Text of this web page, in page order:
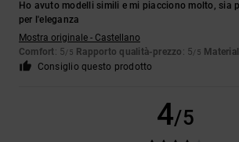
Ho avuto modelli simili e mi piacciono molto, sia
per l'eleganza
Mostra originale - Castellano
Comfort: 5/5 Rapporto qualità-prezzo : 5/5
Consiglio questo prodotto
4/5